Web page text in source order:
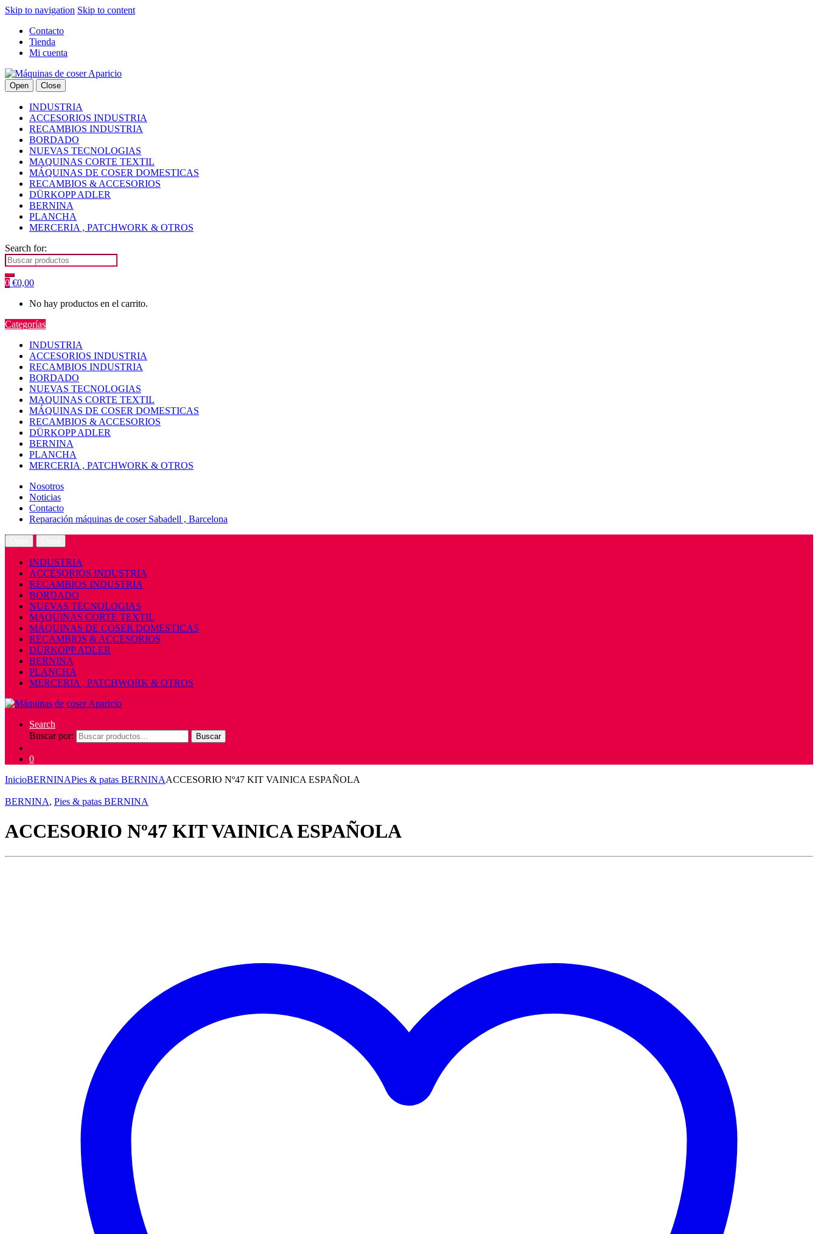
Skip to navigation Skip to content
Contacto
Tienda
Mi cuenta
Open Close
INDUSTRIA
ACCESORIOS INDUSTRIA
RECAMBIOS INDUSTRIA
BORDADO
NUEVAS TECNOLOGIAS
MAQUINAS CORTE TEXTIL
MÁQUINAS DE COSER DOMESTICAS
RECAMBIOS & ACCESORIOS
DÜRKOPP ADLER
BERNINA
PLANCHA
MERCERIA , PATCHWORK & OTROS
Search for:
0 €0,00
No hay productos en el carrito.
Categorías
INDUSTRIA
ACCESORIOS INDUSTRIA
RECAMBIOS INDUSTRIA
BORDADO
NUEVAS TECNOLOGIAS
MAQUINAS CORTE TEXTIL
MÁQUINAS DE COSER DOMESTICAS
RECAMBIOS & ACCESORIOS
DÜRKOPP ADLER
BERNINA
PLANCHA
MERCERIA , PATCHWORK & OTROS
Nosotros
Noticias
Contacto
Reparación máquinas de coser Sabadell , Barcelona
INDUSTRIA
ACCESORIOS INDUSTRIA
RECAMBIOS INDUSTRIA
BORDADO
NUEVAS TECNOLOGIAS
MAQUINAS CORTE TEXTIL
MÁQUINAS DE COSER DOMESTICAS
RECAMBIOS & ACCESORIOS
DÜRKOPP ADLER
BERNINA
PLANCHA
MERCERIA , PATCHWORK & OTROS
Search
Buscar por:
Buscar
0
InicioBERNINAPies & patas BERNINAACCESORIO Nº47 KIT VAINICA ESPAÑOLA
BERNINA, Pies & patas BERNINA
ACCESORIO Nº47 KIT VAINICA ESPAÑOLA